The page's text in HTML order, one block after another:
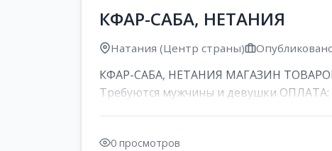
КФАР-САБА, НЕТАНИЯ
Натания (Центр страны)
КФАР-САБА, НЕТАНИЯ МАГАЗИН
Требуются мужчины и девушки ОПЛАТА:
0 просмотров